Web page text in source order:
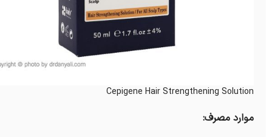
Cepigene Hair Strengthening Solution
موارد مصرف: